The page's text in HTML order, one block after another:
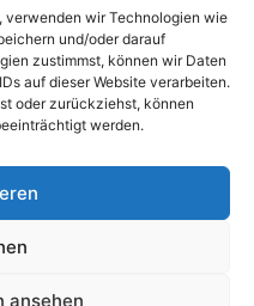
verwenden wir Technologien wie
und/oder darauf
zustimmst, können wir Daten
auf dieser Website verarbeiten.
oder zurückziehst, können
werden.
ansehen